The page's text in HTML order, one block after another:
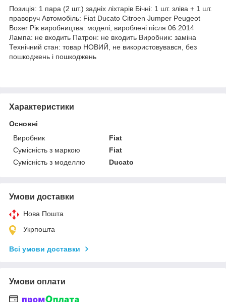
Позиція: 1 пара (2 шт.) задніх ліхтарів Бічні: 1 шт. зліва + 1 шт.
праворуч Автомобіль: Fiat Ducato Citroen Jumper Peugeot
Boxer Рік виробництва: моделі, вироблені після 06.2014
Лампа: не входить Патрон: не входить Виробник: заміна
Технічний стан: товар НОВИЙ, не використовувався, без
пошкоджень і пошкоджень
Характеристики
Основні
Виробник
Fiat
Сумісність з маркою
Fiat
Сумісність з моделлю
Ducato
Умови доставки
Нова Пошта
Укрпошта
Всі умови доставки
Умови оплати